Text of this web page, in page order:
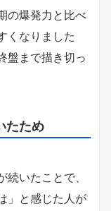
の爆発力と比べ
くなりました
盤まで描き切っ
たため
いたことで、
」と感じた人が